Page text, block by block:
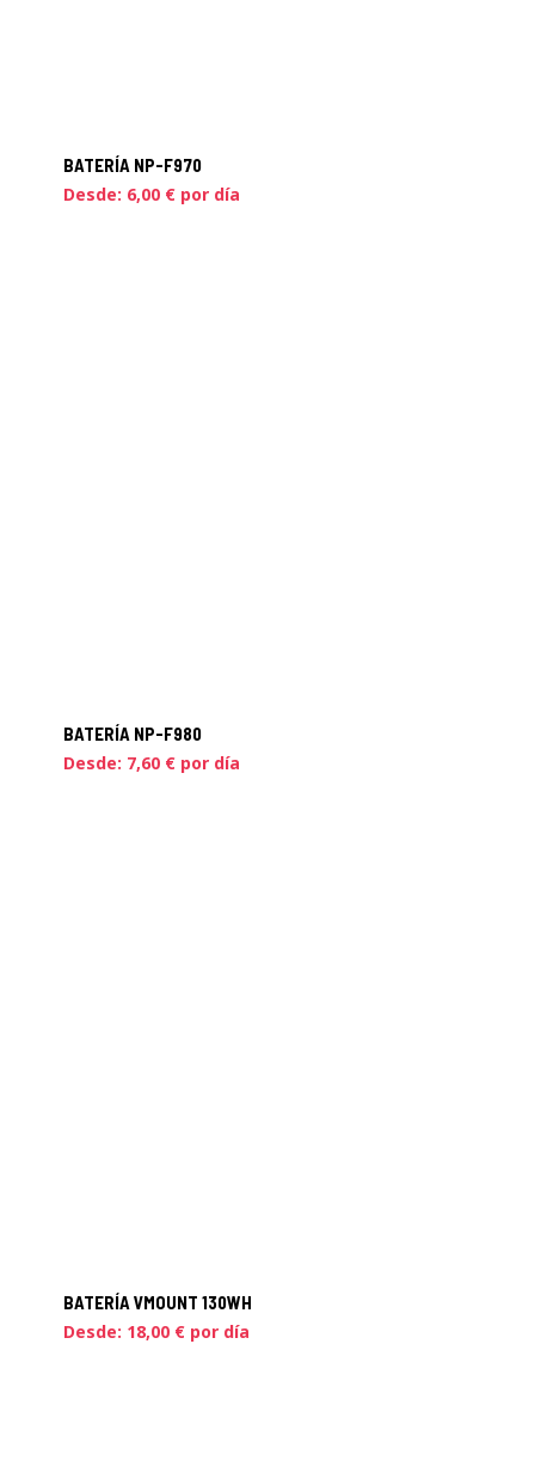
BATERÍA NP-F970
Desde: 6,00 € por día
BATERÍA NP-F980
Desde: 7,60 € por día
BATERÍA VMOUNT 130WH
Desde: 18,00 € por día